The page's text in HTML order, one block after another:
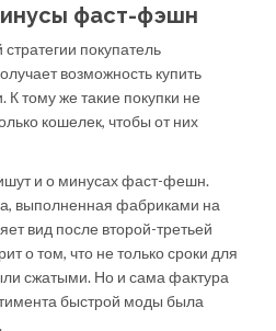
фаст-фэшн
покупатель
возможность купить
тому же такие покупки не
кошелек, чтобы от них
и о минусах фаст-фешн.
выполненная фабриками на
вид после второй-третьей
о том, что не только сроки для
сжатыми. Но и сама фактура
быстрой моды была